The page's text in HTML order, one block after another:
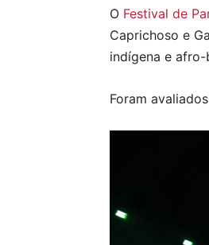
O Festival de
Caprichoso e
indígena e
Foram